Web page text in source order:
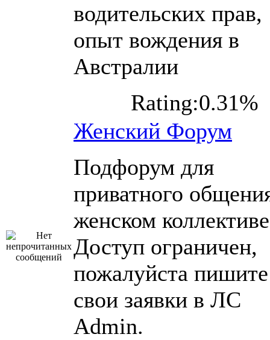
водительских прав,
опыт вождения в
Австралии
Rating:0.31%
Женский Форум
Подфорум для
приватного
женском
Доступ ограничен,
пожалуйста пишите
свои заявки в ЛС
Admin.